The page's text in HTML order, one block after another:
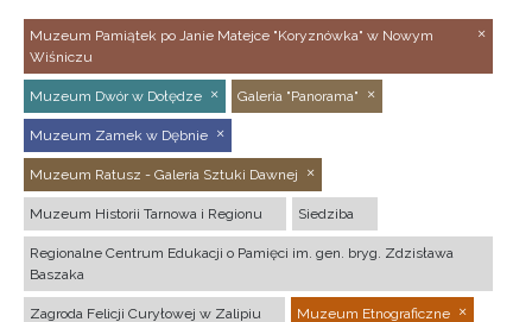
Muzeum Pamiątek po Janie Matejce "Koryznówka" w Nowym
Wiśniczu
Muzeum Dwór w Dołędze Galeria "Panorama"
Muzeum Zamek w Dębnie
Muzeum Ratusz - Galeria Sztuki Dawnej
Muzeum Historii Tarnowa i Regionu Siedziba
Regionalne Centrum Edukacji o Pamięci im. gen. bryg. Zdzisława
Baszaka
Zagroda Felicji Curyłowej w Zalipiu Muzeum Etnograficzne